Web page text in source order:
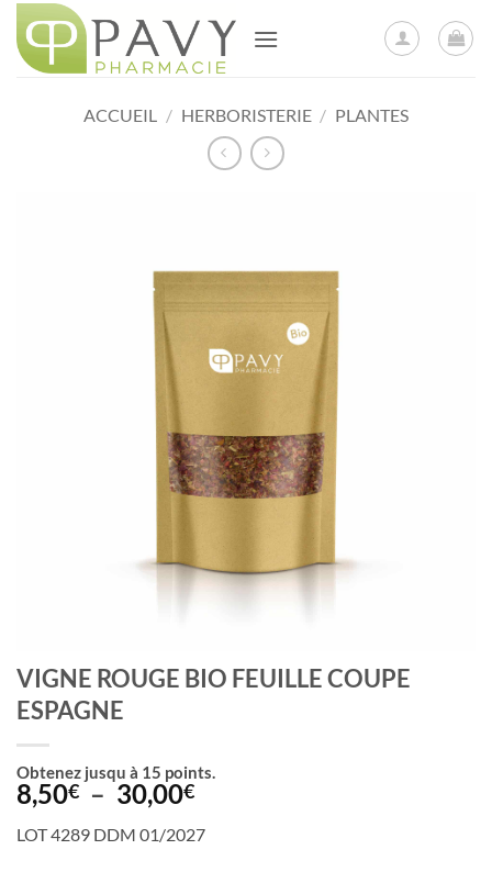
au
contenu
ACCUEIL / HERBORISTERIE / PLANTES
VIGNE ROUGE BIO FEUILLE COUPE
ESPAGNE
Obtenez jusqu à 15 points.
8,50€ – 30,00€Plage
prix :
LOT 4289 DDM 01/2027